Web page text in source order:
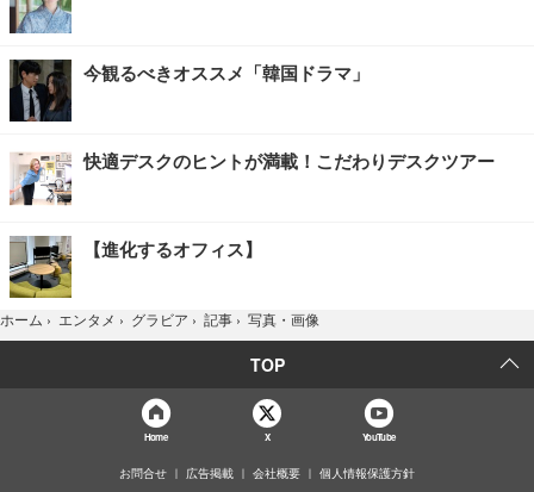
今観るべきオススメ「韓国ドラマ」
快適デスクのヒントが満載！こだわりデスクツアー
【進化するオフィス】
ホーム › エンタメ › グラビア › 記事 › 写真・画像
TOP
Home X YouTube
お問合せ 広告掲載 会社概要 個人情報保護方針